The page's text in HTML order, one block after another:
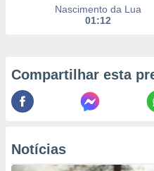
Nascimento da Lua
01:12
Compartilhar esta
Notícias